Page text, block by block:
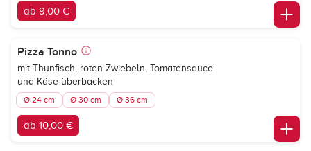
ab 9,00 €
Pizza Tonno
mit Thunfisch, roten Zwiebeln, Tomatensauce
und Käse überbacken
Ø 24 cm Ø 30 cm Ø 36 cm
ab 10,00 €